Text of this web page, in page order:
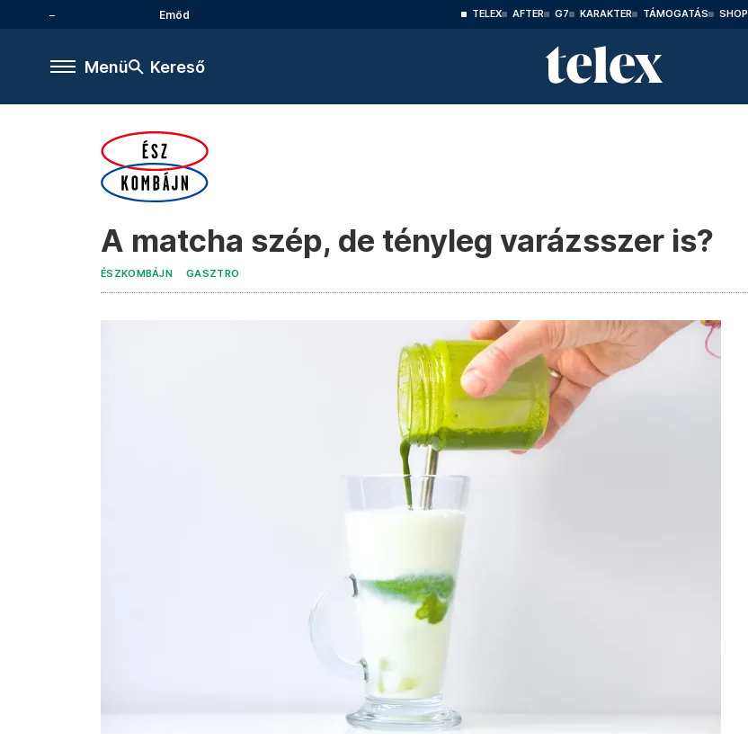
Emőd TELEX AFTER G7 KARAKTER TÁMOGATÁS SHOP
Menü Kereső
A matcha szép, de tényleg varázsszer is?
ÉSZKOMBÁJN GASZTRO